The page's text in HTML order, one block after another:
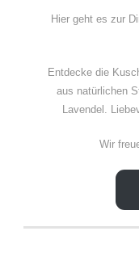
Hier geht es zur
Entdecke die
aus natürlichen
Lavendel.
Wir